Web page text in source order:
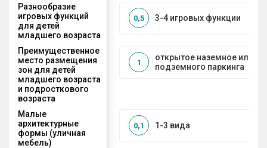
Разнообразие
игровых функций
для детей
младшего возраста
3-4 игровых функции
0,5
Преимущественное
место размещения
зон для детей
младшего возраста
и подросткового
возраста
открытое наземное или на
подземного паркинга
1
Малые
архитектурные
формы (уличная
мебель)
1-3 вида
0,1